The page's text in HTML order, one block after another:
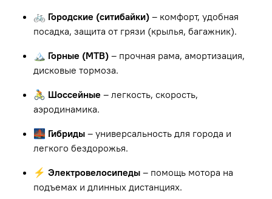
🚲 Городские (ситибайки) – комфорт, удобная
посадка, защита от грязи (крылья, багажник).
🏔 Горные (MTB) – прочная рама, амортизация,
дисковые тормоза.
🚴 Шоссейные – легкость, скорость,
аэродинамика.
🌉 Гибриды – универсальность для города и
легкого бездорожья.
⚡ Электровелосипеды – помощь мотора на
подъемах и длинных дистанциях.